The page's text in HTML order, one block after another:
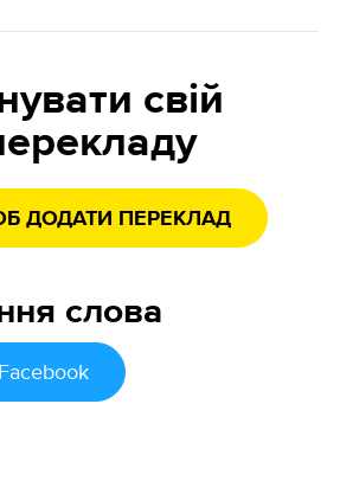
свій
ДОДАТИ ПЕРЕКЛАД
слова